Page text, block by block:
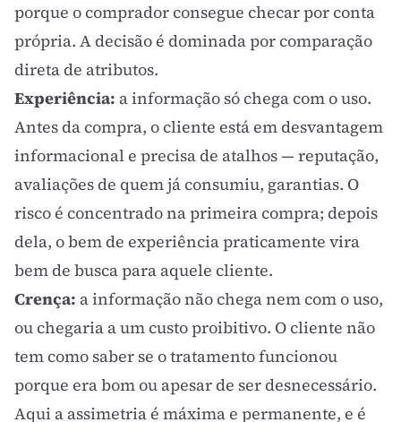
porque o comprador consegue checar por conta
própria. A decisão é dominada por comparação
direta de atributos.
Experiência: a informação só chega com o uso.
Antes da compra, o cliente está em desvantagem
informacional e precisa de atalhos — reputação,
avaliações de quem já consumiu, garantias. O
risco é concentrado na primeira compra; depois
dela, o bem de experiência praticamente vira
bem de busca para aquele cliente.
Crença: a informação não chega nem com o uso,
ou chegaria a um custo proibitivo. O cliente não
tem como saber se o tratamento funcionou
porque era bom ou apesar de ser desnecessário.
Aqui a assimetria é máxima e permanente, e é